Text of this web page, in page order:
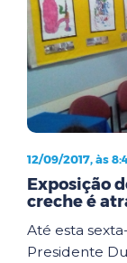
12/09/2017, às
Exposição
creche é
Até esta
Presidente